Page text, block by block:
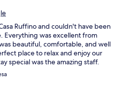
Ruffino and couldn't have been
Everything was excellent from
beautiful, comfortable, and well
place to relax and enjoy our
special was the amazing staff.
welcoming, and helpful,
to make sure we had